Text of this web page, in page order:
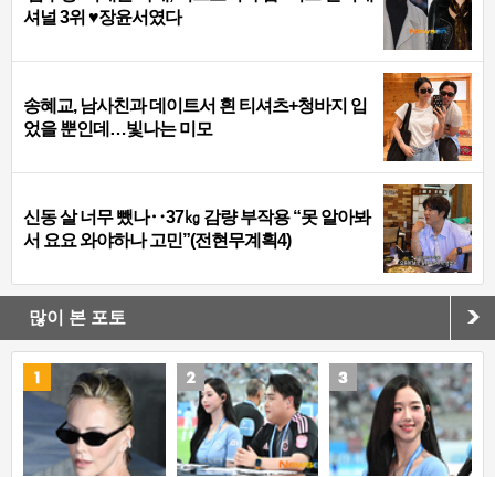
셔널 3위 ♥장윤서였다
송혜교, 남사친과 데이트서 흰 티셔츠+청바지 입
었을 뿐인데…빛나는 미모
신동 살 너무 뺐나‥37㎏ 감량 부작용 “못 알아봐
서 요요 와야하나 고민”(전현무계획4)
많이 본 포토